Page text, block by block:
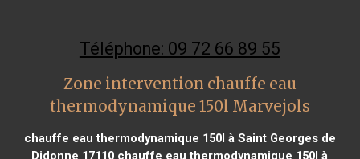
Téléphone: 09 72 66 89 55
Zone intervention chauffe eau
thermodynamique 150l Marvejols
chauffe eau thermodynamique 150l à Saint Georges de
Didonne 17110 chauffe eau thermodynamique 150l à